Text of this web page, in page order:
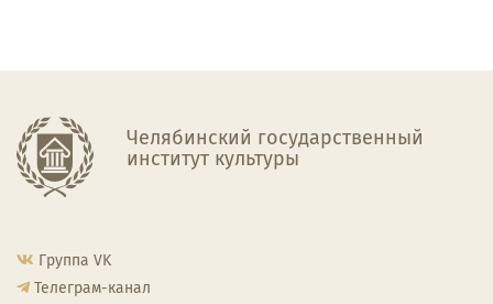
Челябинский государственный
институт культуры
Группа VK
Телеграм-канал